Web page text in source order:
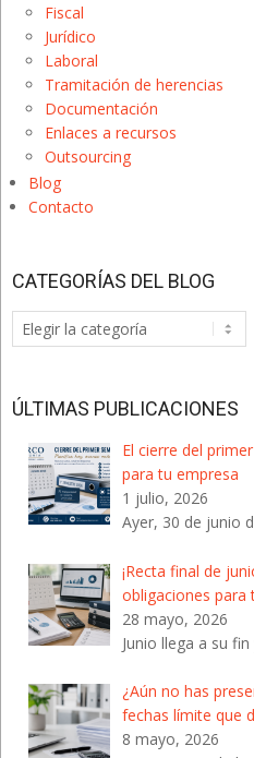
Fiscal
Jurídico
Laboral
Tramitación de herencias
Documentación
Enlaces a recursos
Outsourcing
Blog
Contacto
CATEGORÍAS DEL BLOG
Categorías
del
ÚLTIMAS PUBLICACIONES
El cierre del
para tu empresa
1 julio, 2026
Ayer, 30 de junio
¡Recta final de
obligaciones para
28 mayo, 2026
Junio llega a su
¿Aún no has
fechas límite que
8 mayo, 2026